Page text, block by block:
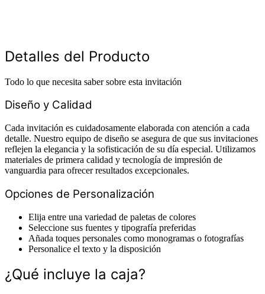
Detalles del Producto
Todo lo que necesita saber sobre esta invitación
Diseño y Calidad
Cada invitación es cuidadosamente elaborada con atención a cada
detalle. Nuestro equipo de diseño se asegura de que sus invitaciones
reflejen la elegancia y la sofisticación de su día especial. Utilizamos
materiales de primera calidad y tecnología de impresión de
vanguardia para ofrecer resultados excepcionales.
Opciones de Personalización
Elija entre una variedad de paletas de colores
Seleccione sus fuentes y tipografía preferidas
Añada toques personales como monogramas o fotografías
Personalice el texto y la disposición
¿Qué incluye la caja?